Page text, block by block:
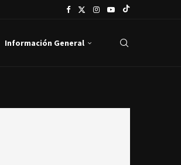
Información General